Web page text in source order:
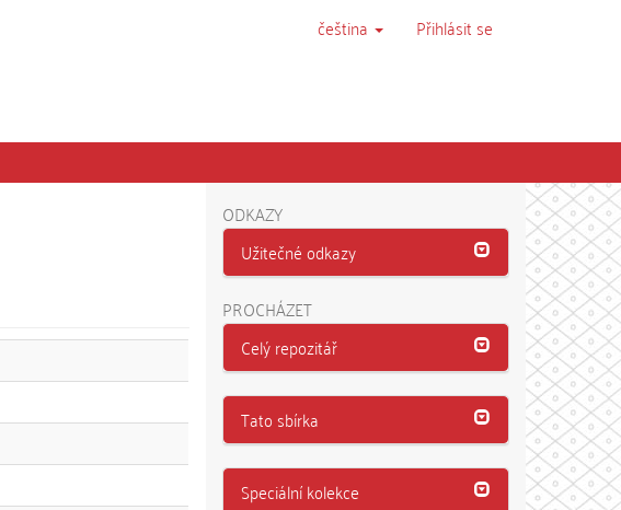
čeština Přihlásit se
ODKAZY
Užitečné odkazy
PROCHÁZET
Celý repozitář
Tato sbírka
Speciální kolekce